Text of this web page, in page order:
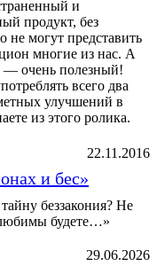
и
продукт, без
не могут представить
многие из нас. А
— очень полезный!
всего два
улучшений в
из этого ролика.
22.11.2016
и бес»
беззакония? Не
будете…»
29.06.2026